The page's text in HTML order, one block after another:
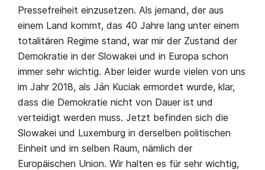
Pressefreiheit einzusetzen. Als jemand, der aus
einem Land kommt, das 40 Jahre lang unter einem
totalitären Regime stand, war mir der Zustand der
Demokratie in der Slowakei und in Europa schon
immer sehr wichtig. Aber leider wurde vielen von uns
im Jahr 2018, als Ján Kuciak ermordet wurde, klar,
dass die Demokratie nicht von Dauer ist und
verteidigt werden muss. Jetzt befinden sich die
Slowakei und Luxemburg in derselben politischen
Einheit und im selben Raum, nämlich der
Europäischen Union. Wir halten es für sehr wichtig,